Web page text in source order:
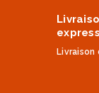
express
Livraison